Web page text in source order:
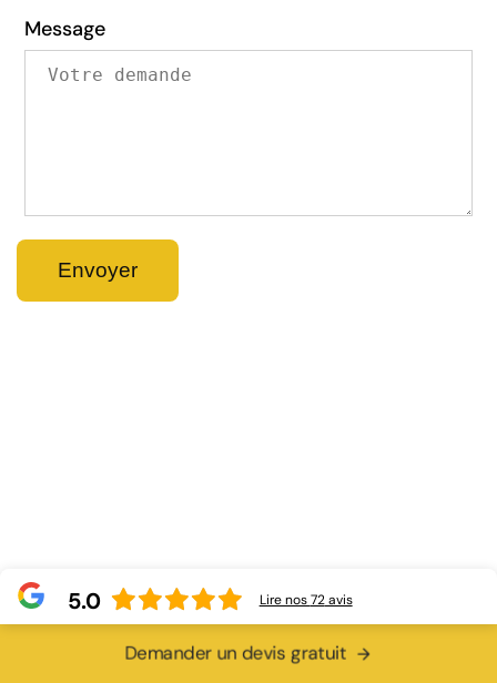
Message
Demander un devis gratuit
5.0 Lire nos72avis